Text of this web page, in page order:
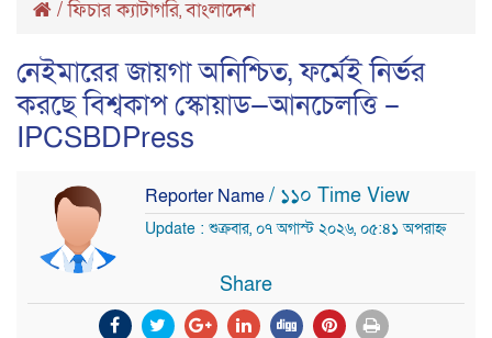
/ফিচার ক্যাটাগরি,বাংলাদেশ
নেইমারের জায়গা অনিশ্চিত, ফর্মেই নির্ভর
করছে বিশ্বকাপ স্কোয়াড—আনচেলত্তি –
IPCSBDPress
Reporter Name/ ১১০ Time View
Update : শুক্রবার, ০৭ অগাস্ট ২০২৬, ০৫:৪১ অপরাহ্ন
Share